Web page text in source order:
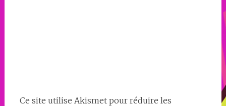
Ce site utilise Akismet pour réduire les